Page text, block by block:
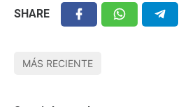
SHARE
MÁS RECIENTE